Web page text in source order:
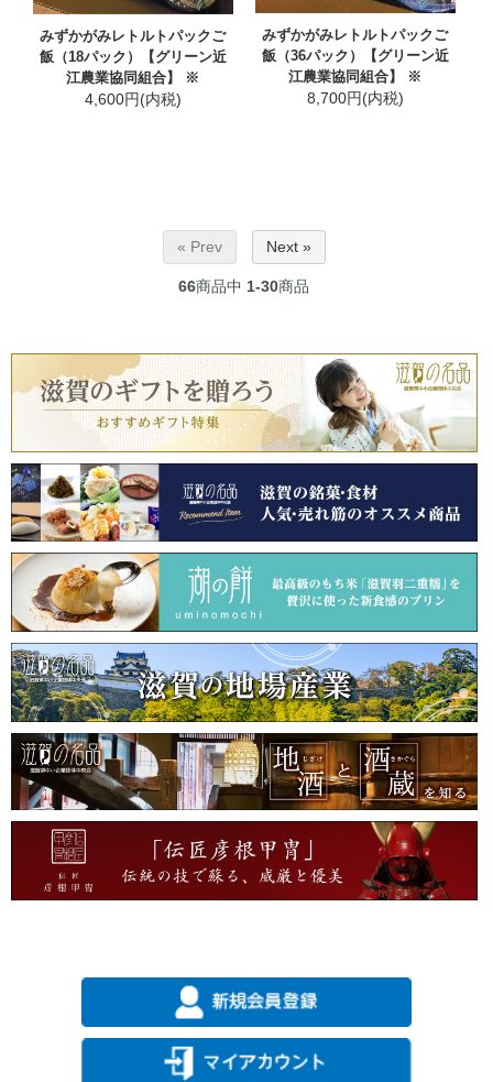
みずかがみレトルトパックご
飯（18パック）【グリーン近
江農業協同組合】 ※
4,600円(内税)
みずかがみレトルトパックご
飯（36パック）【グリーン近
江農業協同組合】 ※
8,700円(内税)
« Prev Next »
66商品中 1-30商品